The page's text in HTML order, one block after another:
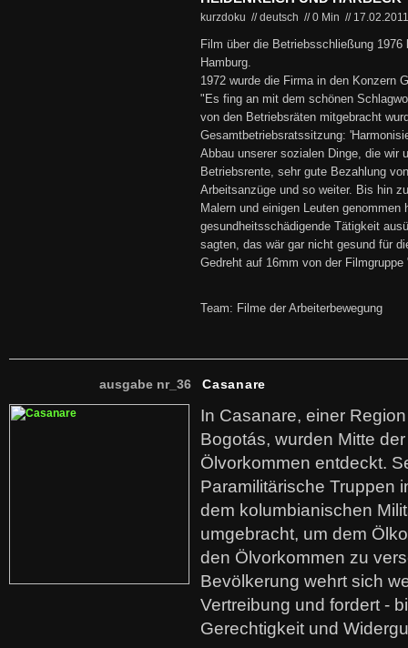
kurzdoku // deutsch //0 Min //
Film über die Betriebsschließung
Hamburg.
1972 wurde die Firma in den Konzern
"Es fing an mit dem schönen
von den Betriebsräten mitgebracht
Gesamtbetriebsratssitzung:
Abbau unserer sozialen Dinge, die wir
Betriebsrente, sehr gute Bezahlung
Arbeitsanzüge und so weiter. Bis hin
Malern und einigen Leuten genommen
gesundheitsschädigende Tätigkeit
sagten, das wär gar nicht gesund für
Gedreht auf 16mm von der
Team: Filme der Arbeiterbewegung
ausgabe nr_36 Casanare
In Casanare, einer
Bogotás, wurden Mitte
Ölvorkommen entdeckt.
Paramilitärische Truppen
dem kolumbianischen
umgebracht, um dem
den Ölvorkommen zu
Bevölkerung wehrt sich
Vertreibung und fordert -
Gerechtigkeit und